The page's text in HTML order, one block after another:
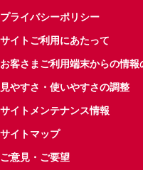
プライバシーポリシー
サイトご利用にあたって
お客さまご利用端末からの情
見やすさ・使いやすさの調整
サイトメンテナンス情報
サイトマップ
ご意見・ご要望